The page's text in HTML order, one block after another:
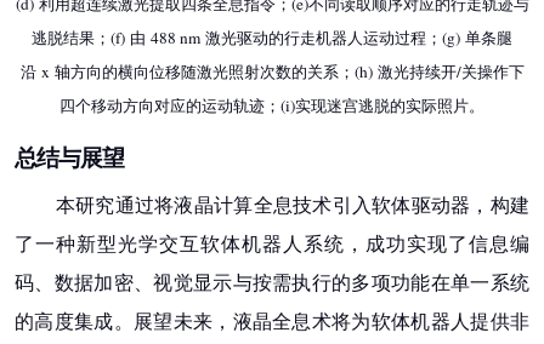
逃脱结果；(f) 由 488 nm 激光驱动的行走机器人运动过程；(g) 单条腿
沿 x 轴方向的横向位移随激光照射次数的关系；(h) 激光持续开/关操作下
四个移动方向对应的运动轨迹；(i)实现迷宫逃脱的实际照片。
总结与展望
本研究通过将液晶计算全息技术引入软体驱动器，构建
了一种新型光学交互软体机器人系统，成功实现了信息编
码、数据加密、视觉显示与按需执行的多项功能在单一系统
的高度集成。展望未来，液晶全息术将为软体机器人提供非